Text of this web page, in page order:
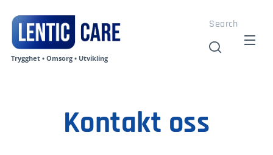
Trygghet • Omsorg • Utvikling
Search
Kontakt oss